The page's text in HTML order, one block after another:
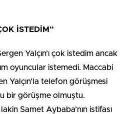
İSTEDİM”
Yalçın’ı çok istedim ancak
oyuncular istemedi. Maccabi
Yalçın’la telefon görüşmesi
bir görüşme olmuştu.
Samet Aybaba’nın istifası